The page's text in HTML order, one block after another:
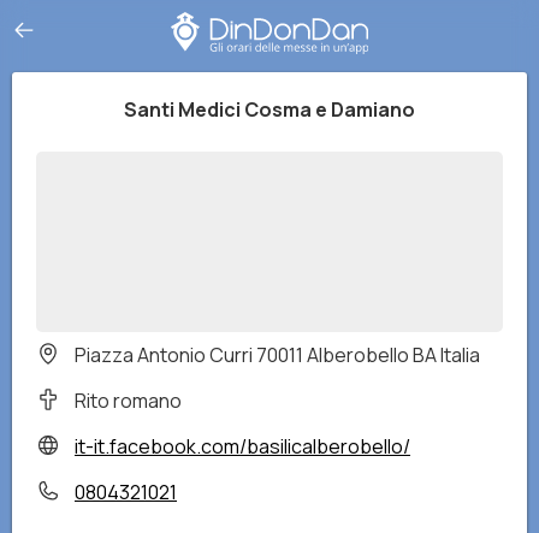
Santi Medici Cosma e Damiano
Piazza Antonio Curri 70011 Alberobello BA Italia
Rito romano
it-it.facebook.com/basilicalberobello/
0804321021